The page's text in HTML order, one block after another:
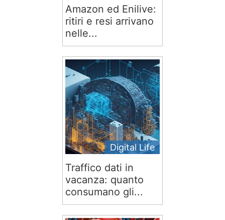
Amazon ed Enilive:
ritiri e resi arrivano
nelle...
Digital Life
Traffico dati in
vacanza: quanto
consumano gli...